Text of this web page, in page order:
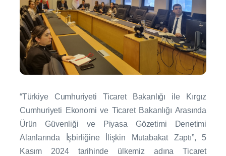
“Türkiye Cumhuriyeti Ticaret Bakanlığı ile Kırgız
Cumhuriyeti Ekonomi ve Ticaret Bakanlığı Arasında
Ürün Güvenliği ve Piyasa Gözetimi Denetimi
Alanlarında İşbirliğine İlişkin Mutabakat Zaptı”, 5
Kasım 2024 tarihinde ülkemiz adına Ticaret